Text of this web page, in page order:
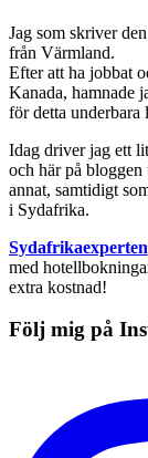
Jag som skriver
från Värmland.
Efter att ha jobbat
Kanada, hamnade
för detta underbara
Idag driver jag ett
och här på
annat, samtidigt
i Sydafrika.
Sydafrikaexperten
med
extra kostnad!
Följ mig på